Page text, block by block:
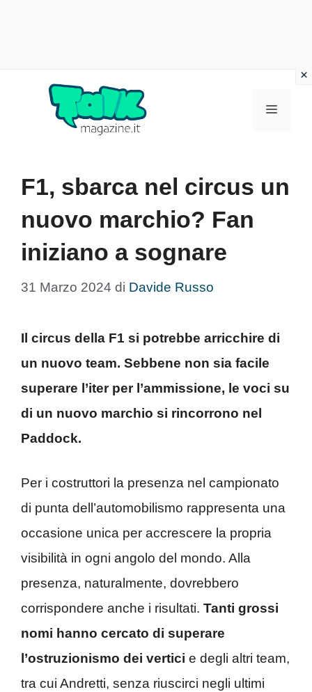
Menu
F1, sbarca nel circus un
nuovo marchio? Fan
iniziano a sognare
31 Marzo 2024 di Davide Russo
Il circus della F1 si potrebbe arricchire di
un nuovo team. Sebbene non sia facile
superare l’iter per l’ammissione, le voci su
di un nuovo marchio si rincorrono nel
Paddock.
Per i costruttori la presenza nel campionato
di punta dell’automobilismo rappresenta una
occasione unica per accrescere la propria
visibilità in ogni angolo del mondo. Alla
presenza, naturalmente, dovrebbero
corrispondere anche i risultati. Tanti grossi
nomi hanno cercato di superare
l’ostruzionismo dei vertici e degli altri team,
tra cui Andretti, senza riuscirci negli ultimi